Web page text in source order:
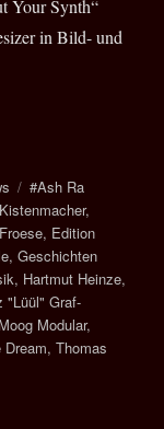
Your Synth“
in Bild- und
Schlagwörter
#Ash Ra
,
, Edition
,Geschichten
, Hartmut Heinze,
"Lüül" Graf-
Moog Modular,
Dream,Thomas